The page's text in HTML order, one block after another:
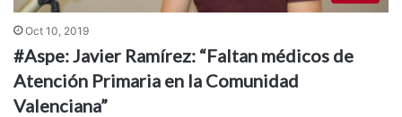
Oct 10, 2019
#Aspe: Javier Ramírez: “Faltan médicos de
Atención Primaria en la Comunidad
Valenciana”